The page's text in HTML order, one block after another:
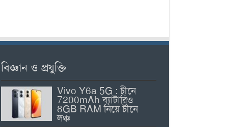
বিজ্ঞান ও প্রযুক্তি
Vivo Y6a 5G : চীনে
7200mAh ব্যাটারিও
8GB RAM নিয়ে চীনে
লঞ্চ